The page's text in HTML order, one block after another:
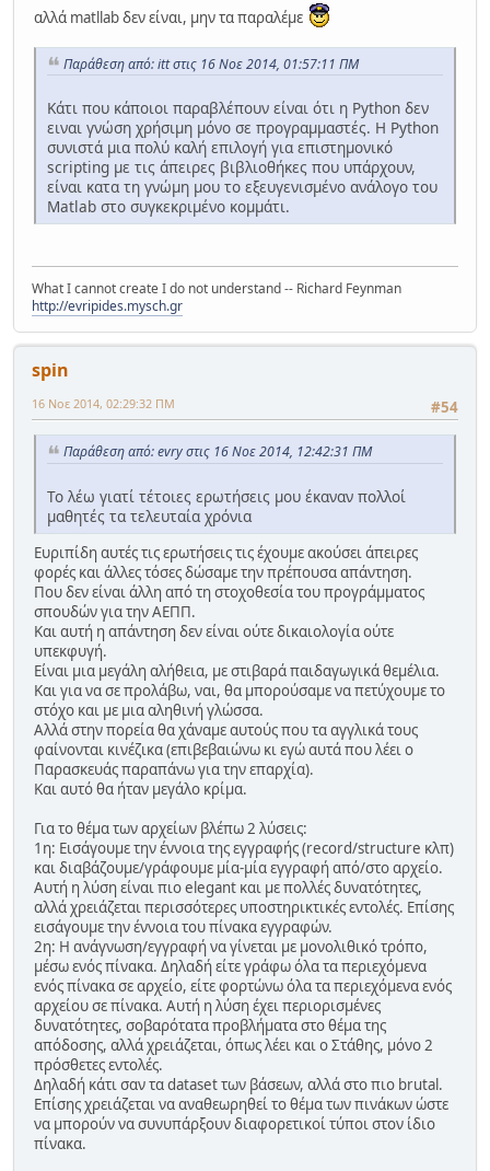
αλλά matllab δεν είναι, μην τα παραλέμε
Παράθεση από: itt στις 16 Νοε 2014, 01:57:11 ΠΜ
Κάτι που κάποιοι παραβλέπουν είναι ότι η Python δεν
ειναι γνώση χρήσιμη μόνο σε προγραμμαστές. Η Python
συνιστά μια πολύ καλή επιλογή για επιστημονικό
scripting με τις άπειρες βιβλιοθήκες που υπάρχουν,
είναι κατα τη γνώμη μου το εξευγενισμένο ανάλογο του
Matlab στο συγκεκριμένο κομμάτι.
What I cannot create I do not understand -- Richard Feynman
http://evripides.mysch.gr
spin
#54
16 Νοε 2014, 02:29:32 ΠΜ
Παράθεση από: evry στις 16 Νοε 2014, 12:42:31 ΠΜ
Το λέω γιατί τέτοιες ερωτήσεις μου έκαναν πολλοί
μαθητές τα τελευταία χρόνια
Ευριπίδη αυτές τις ερωτήσεις τις έχουμε ακούσει άπειρες
φορές και άλλες τόσες δώσαμε την πρέπουσα απάντηση.
Που δεν είναι άλλη από τη στοχοθεσία του προγράμματος
σπουδών για την ΑΕΠΠ.
Και αυτή η απάντηση δεν είναι ούτε δικαιολογία ούτε
υπεκφυγή.
Είναι μια μεγάλη αλήθεια, με στιβαρά παιδαγωγικά θεμέλια.
Και για να σε προλάβω, ναι, θα μπορούσαμε να πετύχουμε το
στόχο και με μια αληθινή γλώσσα.
Αλλά στην πορεία θα χάναμε αυτούς που τα αγγλικά τους
φαίνονται κινέζικα (επιβεβαιώνω κι εγώ αυτά που λέει ο
Παρασκευάς παραπάνω για την επαρχία).
Και αυτό θα ήταν μεγάλο κρίμα.
Για το θέμα των αρχείων βλέπω 2 λύσεις:
1η: Εισάγουμε την έννοια της εγγραφής (record/structure κλπ)
και διαβάζουμε/γράφουμε μία-μία εγγραφή από/στο αρχείο.
Αυτή η λύση είναι πιο elegant και με πολλές δυνατότητες,
αλλά χρειάζεται περισσότερες υποστηρικτικές εντολές. Επίσης
εισάγουμε την έννοια του πίνακα εγγραφών.
2η: Η ανάγνωση/εγγραφή να γίνεται με μονολιθικό τρόπο,
μέσω ενός πίνακα. Δηλαδή είτε γράφω όλα τα περιεχόμενα
ενός πίνακα σε αρχείο, είτε φορτώνω όλα τα περιεχόμενα ενός
αρχείου σε πίνακα. Αυτή η λύση έχει περιορισμένες
δυνατότητες, σοβαρότατα προβλήματα στο θέμα της
απόδοσης, αλλά χρειάζεται, όπως λέει και ο Στάθης, μόνο 2
πρόσθετες εντολές.
Δηλαδή κάτι σαν τα dataset των βάσεων, αλλά στο πιο brutal.
Επίσης χρειάζεται να αναθεωρηθεί το θέμα των πινάκων ώστε
να μπορούν να συνυπάρξουν διαφορετικοί τύποι στον ίδιο
πίνακα.